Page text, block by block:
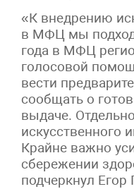
«К внедрению
в МФЦ мы
года в МФЦ
голосовой
вести
сообщать о
выдаче.
искусственного
Крайне важно
сбережении
подчеркнул Егор